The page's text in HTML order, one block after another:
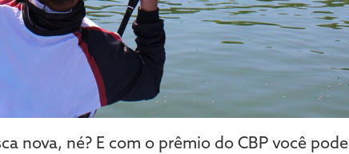
nova, né? E com o prêmio do CBP você pode